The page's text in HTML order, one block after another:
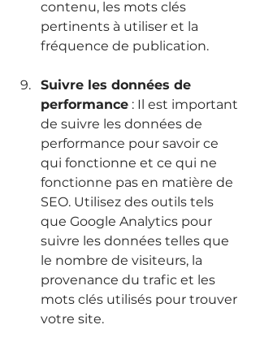
contenu, les mots clés
pertinents à utiliser et la
fréquence de publication.
Suivre les données de
performance : Il est important
de suivre les données de
performance pour savoir ce
qui fonctionne et ce qui ne
fonctionne pas en matière de
SEO. Utilisez des outils tels
que Google Analytics pour
suivre les données telles que
le nombre de visiteurs, la
provenance du trafic et les
mots clés utilisés pour trouver
votre site.